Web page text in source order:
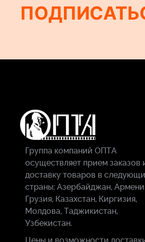
Группа компаний ОПТА
осуществляет прием заказов
доставку товаров в
страны: Азербайджан,
Грузия, Казахстан, Киргизия,
Молдова, Таджикистан,
Узбекистан.